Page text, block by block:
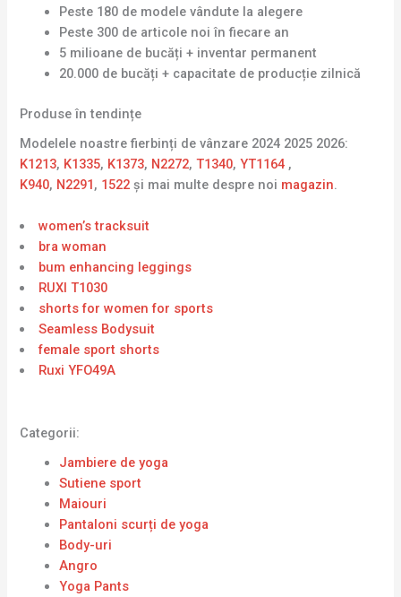
Peste 180 de modele vândute la alegere
Peste 300 de articole noi în fiecare an
5 milioane de bucăți + inventar permanent
20.000 de bucăți + capacitate de producție zilnică
Produse în tendințe
Modelele noastre fierbinți de vânzare 2024 2025 2026:
K1213, K1335, K1373, N2272,T1340,YT1164 ,
K940, N2291, 1522și mai multe despre noi magazin.
women’s tracksuit
bra woman
bum enhancing leggings
RUXI T1030
shorts for women for sports
Seamless Bodysuit
female sport shorts
Ruxi YFO49A
Categorii:
Jambiere de yoga
Sutiene sport
Maiouri
Pantaloni scurți de yoga
Body-uri
Angro
Yoga Pants